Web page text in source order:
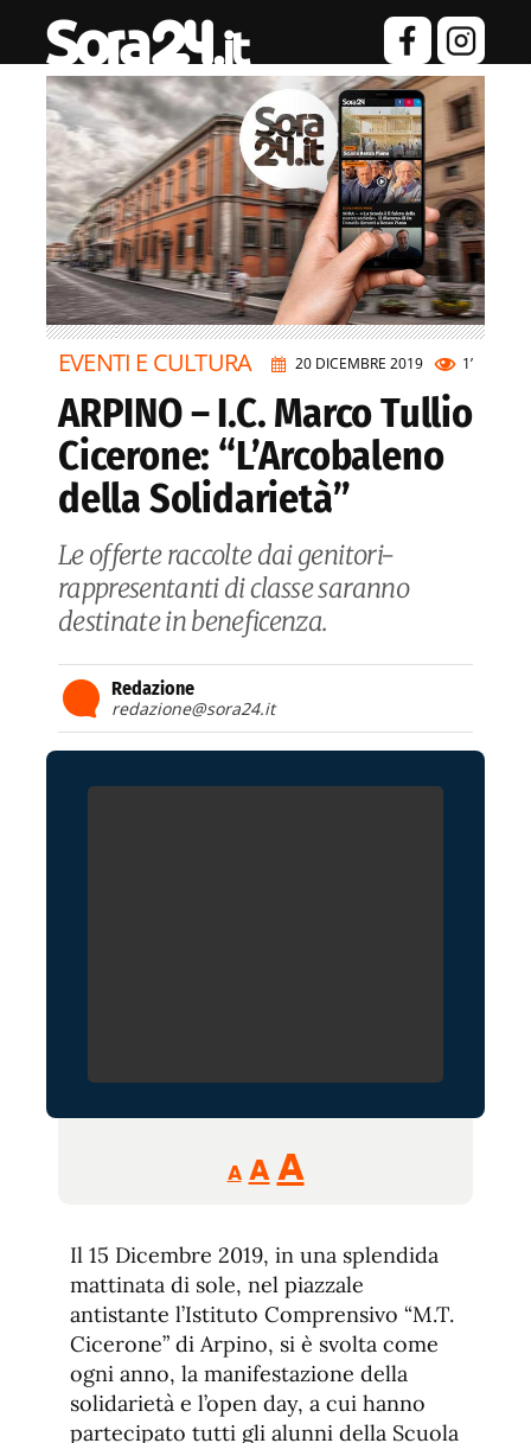
20 DICEMBRE 2019 1’
EVENTI E CULTURA
ARPINO – I.C. Marco Tullio
Cicerone: “L’Arcobaleno
della Solidarietà”
Le offerte raccolte dai genitori-
rappresentanti di classe saranno
destinate in beneficenza.
Redazione
redazione@sora24.it
A
Reducir
tamaño
A Restablecer
de
fuente
AAumentar
de
fuente.
Il 15 Dicembre 2019, in una splendida
mattinata di sole, nel piazzale
antistante l’Istituto Comprensivo “M.T.
Cicerone” di Arpino, si è svolta come
ogni anno, la manifestazione della
solidarietà e l’open day, a cui hanno
partecipato tutti gli alunni della Scuola